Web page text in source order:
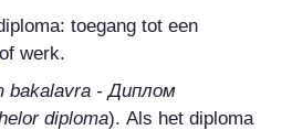
toegang tot een
of werk.
bakalavra -Диплом
diploma). Als het diploma